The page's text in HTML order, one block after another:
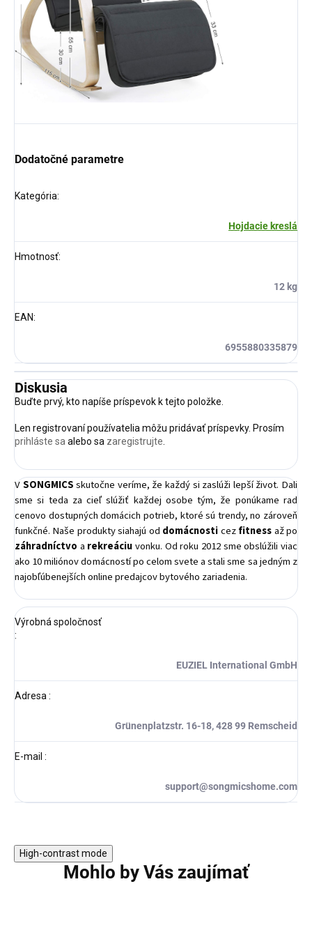
Dodatočné parametre
Kategória:
Hojdacie kreslá
Hmotnosť:
12 kg
EAN:
6955880335879
Diskusia
Buďte prvý, kto napíše príspevok k tejto položke.
Len registrovaní používatelia môžu pridávať príspevky. Prosím
prihláste sa alebo sa zaregistrujte
VSONGMICSskutočne veríme, že každý si zaslúži lepší život. Dali
sme si teda za cieľ slúžiť každej osobe tým, že ponúkame rad
cenovo dostupných domácich potrieb, ktoré sú trendy, no zároveň
funkčné. Naše produkty siahajú od domácnosticezfitnessaž po
záhradníctvo a rekreáciuvonku. Od roku 2012 sme obslúžili viac
ako 10 miliónov domácností po celom svete a stali sme sa jedným z
najobľúbenejších online predajcov bytového zariadenia.
Výrobná spoločnosť
:
EUZIEL International GmbH
Adresa :
Grünenplatzstr. 16-18, 428 99 Remscheid
E-mail :
support@songmicshome.com
High-contrast mode
Mohlo by Vás zaujímať